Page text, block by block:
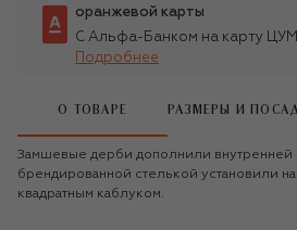
оранжевой карты
С Альфа-Банком на карту
Подробнее
О ТОВАРЕ РАЗМЕРЫ И
Замшевые дерби дополнили внутренней
брендированной стелькой установили
квадратным каблуком.